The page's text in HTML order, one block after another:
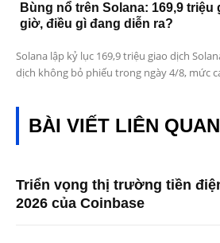
Bùng nổ trên Solana: 169,9 triệu
giờ, điều gì đang diễn ra?
Solana lập kỷ lục 169,9 triệu giao dịch
dịch không bỏ phiếu trong ngày 4/8, mức
BÀI VIẾT LIÊN QUAN
Triển vọng thị trường tiền
2026 của Coinbase